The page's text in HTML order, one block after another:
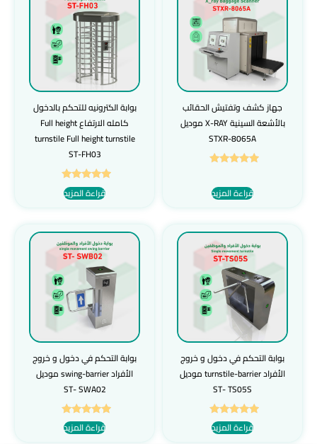
جهاز كشف وتفتيش الحقائب
بالأشعة السينية X-RAY موديل
STXR-8065A
من 5
قراءة المزيد
بوابة الكترونيه للتحكم بالدخول
كامله الارتفاع Full height
turnstile Full height turnstile
ST-FH03
تم التقييم
5.00
قراءة المزيد
بوابة التحكم في دخول و خروج
الأفراد turnstile-barrier موديل
ST- TS05S
تم التقييم
5.00
قراءة المزيد
بوابة التحكم في دخول و خروج
الأفراد swing-barrier موديل
ST- SWA02
تم التقييم
5.00
قراءة المزيد